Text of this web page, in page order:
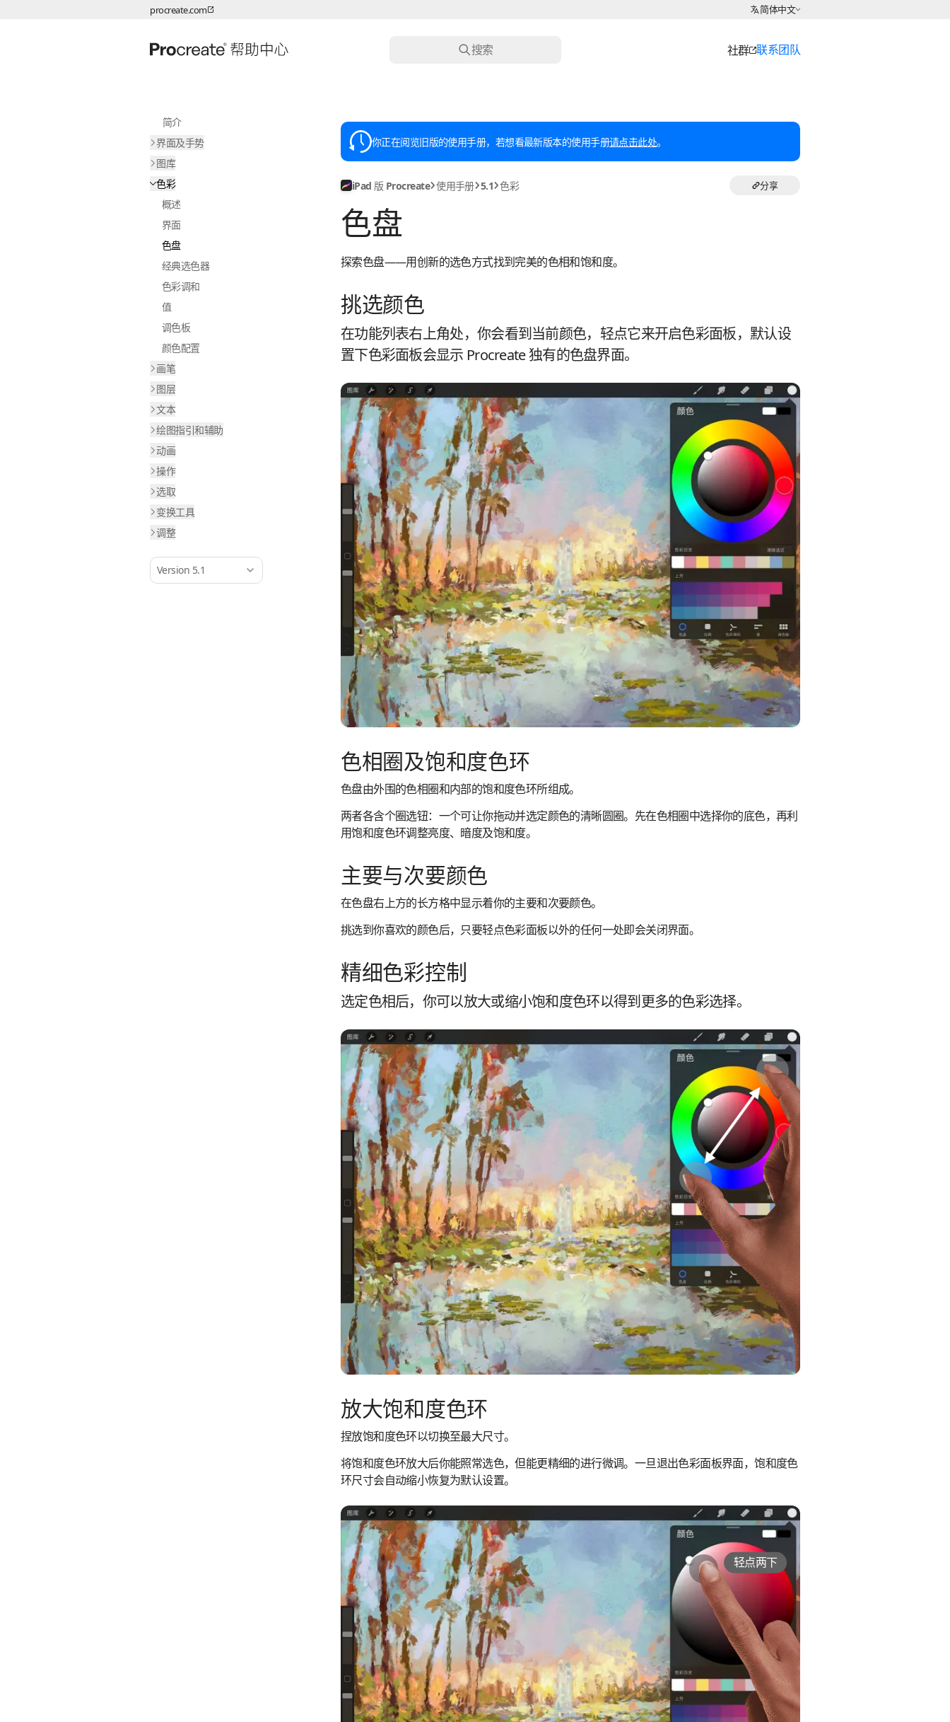
procreate.com 简体中文
选择语言
搜索 社群 联系团队
简介
界面及手势
图库
色彩
概述
界面
色盘
经典选色器
色彩调和
值
调色板
颜色配置
画笔
图层
文本
绘图指引和辅助
动画
操作
选取
变换工具
调整
你正在阅览旧版的使用手册，若想看最新版本的使用手册请点击此处。
iPad 版 Procreate 使用手册 5.1 色彩 分享
色盘
探索色盘——用创新的选色方式找到完美的色相和饱和度。
挑选颜色
在功能列表右上角处，你会看到当前颜色，轻点它来开启色彩面板，默认设
置下色彩面板会显示 Procreate 独有的色盘界面。
色相圈及饱和度色环
色盘由外围的色相圈和内部的饱和度色环所组成。
两者各含个圈选钮：一个可让你拖动并选定颜色的清晰圆圈。先在色相圈中选择你的底色，再利
用饱和度色环调整亮度、暗度及饱和度。
主要与次要颜色
在色盘右上方的长方格中显示着你的主要和次要颜色。
挑选到你喜欢的颜色后，只要轻点色彩面板以外的任何一处即会关闭界面。
精细色彩控制
选定色相后，你可以放大或缩小饱和度色环以得到更多的色彩选择。
放大饱和度色环
捏放饱和度色环以切换至最大尺寸。
将饱和度色环放大后你能照常选色，但能更精细的进行微调。一旦退出色彩面板界面，饱和度色
环尺寸会自动缩小恢复为默认设置。
轻点两下